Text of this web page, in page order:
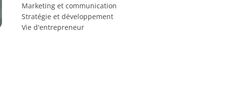
Marketing et communication
Stratégie et développement
Vie d'entrepreneur